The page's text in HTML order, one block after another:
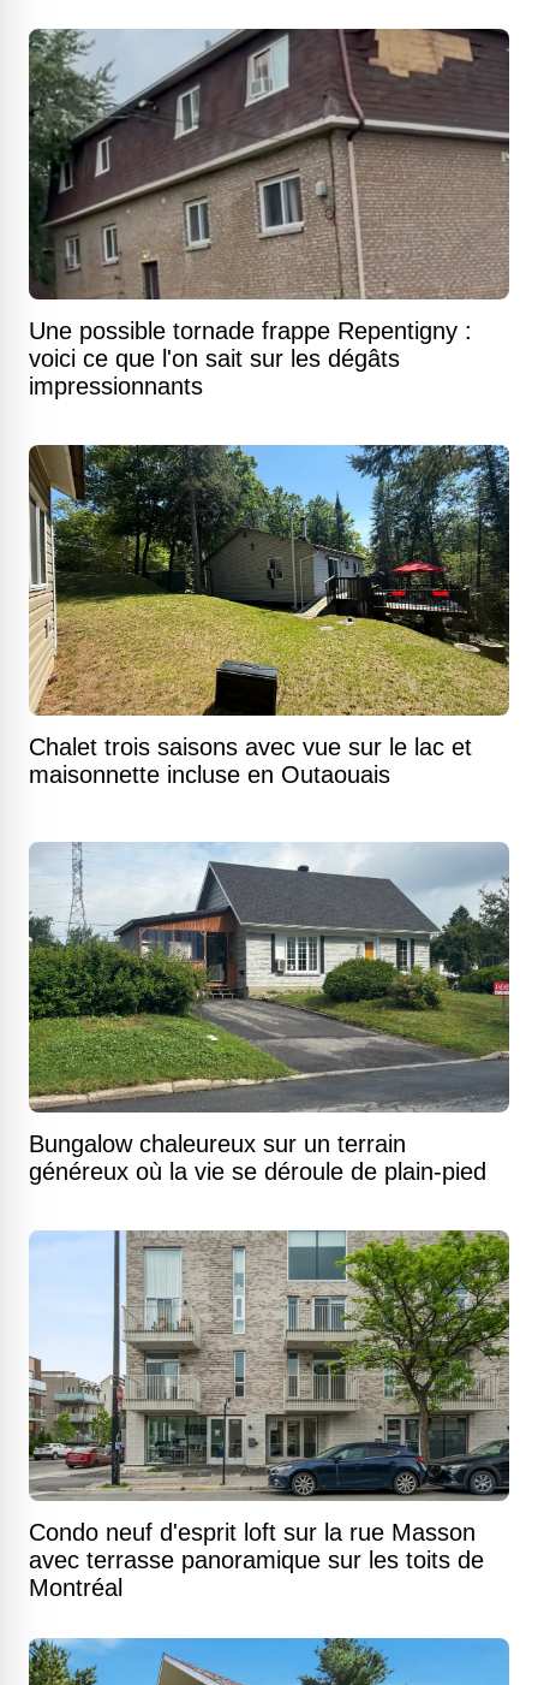
Une possible tornade frappe Repentigny :
voici ce que l'on sait sur les dégâts
impressionnants
Chalet trois saisons avec vue sur le lac et
maisonnette incluse en Outaouais
Bungalow chaleureux sur un terrain
généreux où la vie se déroule de plain-pied
Condo neuf d'esprit loft sur la rue Masson
avec terrasse panoramique sur les toits de
Montréal